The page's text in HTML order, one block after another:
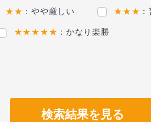
★★ ：やや厳しい ★★★
★★★★★ ：かなり楽勝
検索結果を見る